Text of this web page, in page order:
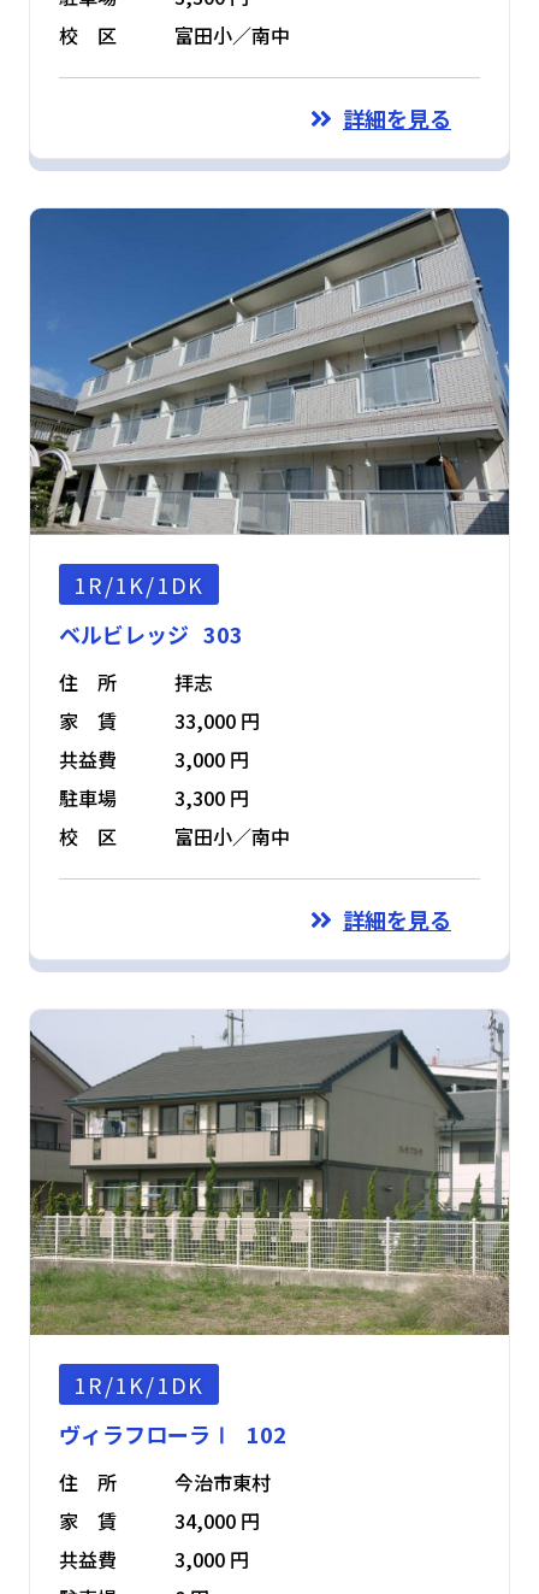
校 区
富田小／南中
詳細を見る
1R/1K/1DK
ベルビレッジ 303
住 所
拝志
家 賃
33,000 円
共益費
3,000 円
駐車場
3,300 円
校 区
富田小／南中
詳細を見る
1R/1K/1DK
ヴィラフローラⅠ 102
住 所
今治市東村
家 賃
34,000 円
共益費
3,000 円